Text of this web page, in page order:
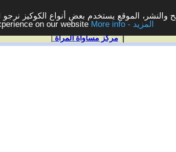
الموقع يستخدم بعض أنواع الكوكيز
on our website
More info - المزيد
| مركز مساواة المرأة|